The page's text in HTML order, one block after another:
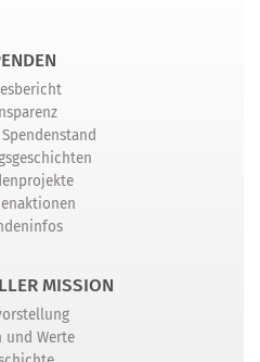
MISSION
und Werte